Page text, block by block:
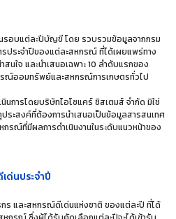
รอบแต่ละปีบัญขี โดย รวบรวมข้อมูลจากกรม
ระจำปีของแต่ละสหกรณ์ ที่ได้เผยแพร่ทาง
นใจ และนำเสนอเฉพาะ 10 ลำดับแรกของ
ณ์ออมทรัพย์และสหกรณ์การเกษตรทั่วไป
นการโดยบริษัทไอโซแคร์ ซิสเตมส์ จำกัด มิใช่
ระสงค์ที่ต้องการนำเสนอเป็นข้อมูลสารสนเทศ
กรณ์ที่มีผลการดำเนินงานในระดับแนวหน้าของ
ด่นประจำปี
ร และสหกรณ์ดีเด่นแห่งชาติ ของแต่ละปี ที่ได้